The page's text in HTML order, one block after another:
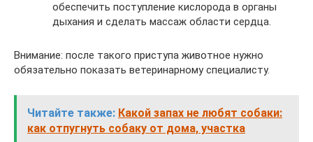
обеспечить поступление кислорода в органы
дыхания и сделать массаж области сердца.
Внимание: после такого приступа животное нужно
обязательно показать ветеринарному специалисту.
Читайте также: Какой запах не любят собаки:
как отпугнуть собаку от дома, участка